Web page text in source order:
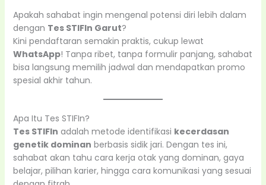
Apakah sahabat ingin mengenal potensi diri lebih dalam
dengan Tes STIFIn Garut?
Kini pendaftaran semakin praktis, cukup lewat
WhatsApp! Tanpa ribet, tanpa formulir panjang, sahabat
bisa langsung memilih jadwal dan mendapatkan promo
spesial akhir tahun.
Apa Itu Tes STIFIn?
Tes STIFIn adalah metode identifikasi kecerdasan
genetik dominan berbasis sidik jari. Dengan tes ini,
sahabat akan tahu cara kerja otak yang dominan, gaya
belajar, pilihan karier, hingga cara komunikasi yang sesuai